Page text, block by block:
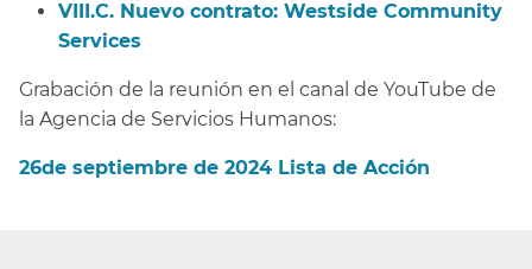
VIII.C. Nuevo contrato: Westside Community
Services​​
Grabación de la reunión en el canal de YouTube de
la Agencia de Servicios Humanos:​​
26de septiembre de 2024 Lista de Acción​​